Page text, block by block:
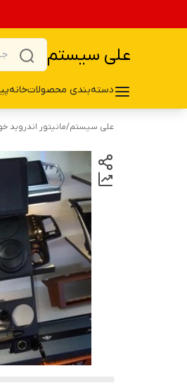
علی سیستم
دسته‌بندی محصولاتخانه
علی سیستم/مانیتور اندروید